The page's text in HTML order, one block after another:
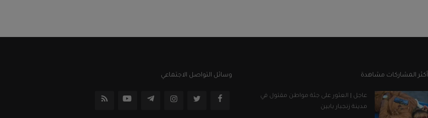
أكثر المشاركات مشاهدة
عاجل | العثور على جثة مواطن مقتول في
مدينة زنجبار بابين
وسائل التواصل الاجتماعي